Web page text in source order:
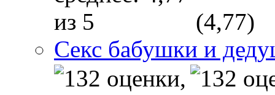
(4,77)
Секс бабушки и